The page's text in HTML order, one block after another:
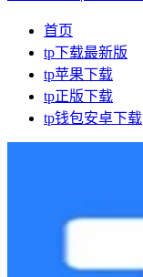
首页
tp下载最新版
tp苹果下载
tp正版下载
tp钱包安卓下载